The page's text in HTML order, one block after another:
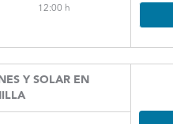
12:00 h
Y SOLAR EN